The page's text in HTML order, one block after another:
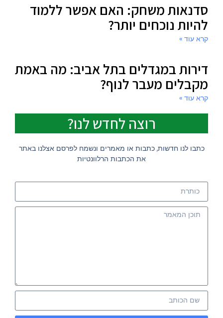
סדנאות משחק: האם אפשר ללמוד
להיות נוכחים יותר?
קרא עוד »
דירות במגדלים בתל אביב: מה באמת
מקבלים מעבר לנוף?
קרא עוד »
רוצה לחדש לנו?
כתבו לנו חדשות, כתבות או מאמרים ונשמח לפרסם אצלנו באתר
את הכתבות הרלוונטיות